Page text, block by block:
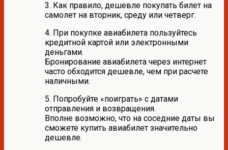
3. Как правило, дешевле покупать билет на
самолет на вторник, среду или четверг.
4. При покупке авиабилета пользуйтесь
кредитной картой или электронными
деньгами.
Бронирование авиабилета через интернет
часто обходится дешевле, чем при расчете
наличными.
5. Попробуйте «поиграть» с датами
отправления и возвращения.
Вполне возможно, что на соседние даты вы
сможете купить авиабилет значительно
дешевле.